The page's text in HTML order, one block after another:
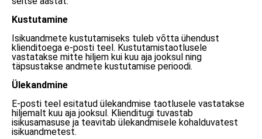
Kustutamine
Isikuandmete kustutamiseks tuleb võtta ühendust
klienditoega e-posti teel. Kustutamistaotlusele
vastatakse mitte hiljem kui kuu aja jooksul ning
täpsustakse andmete kustutamise perioodi.
Ülekandmine
E-posti teel esitatud ülekandmise taotlusele vastatakse
hiljemalt kuu aja jooksul. Klienditugi tuvastab
isikusamasuse ja teavitab ülekandmisele kohalduvatest
isikuandmetest.